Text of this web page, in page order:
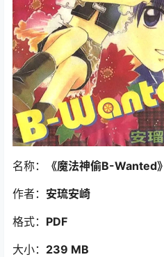
名称：
《魔法神偷B-Wanted》
作者： 安琉安崎
格式： PDF
大小： 239 MB